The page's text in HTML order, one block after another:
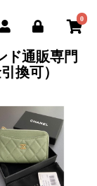
0
ド通販専門
換可）